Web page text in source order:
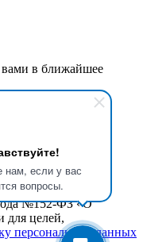
нам, если у вас
вопросы.
в ближайшее
свое согласие на
соответствии с
№152-ФЗ «О
для целей,
персональных данных